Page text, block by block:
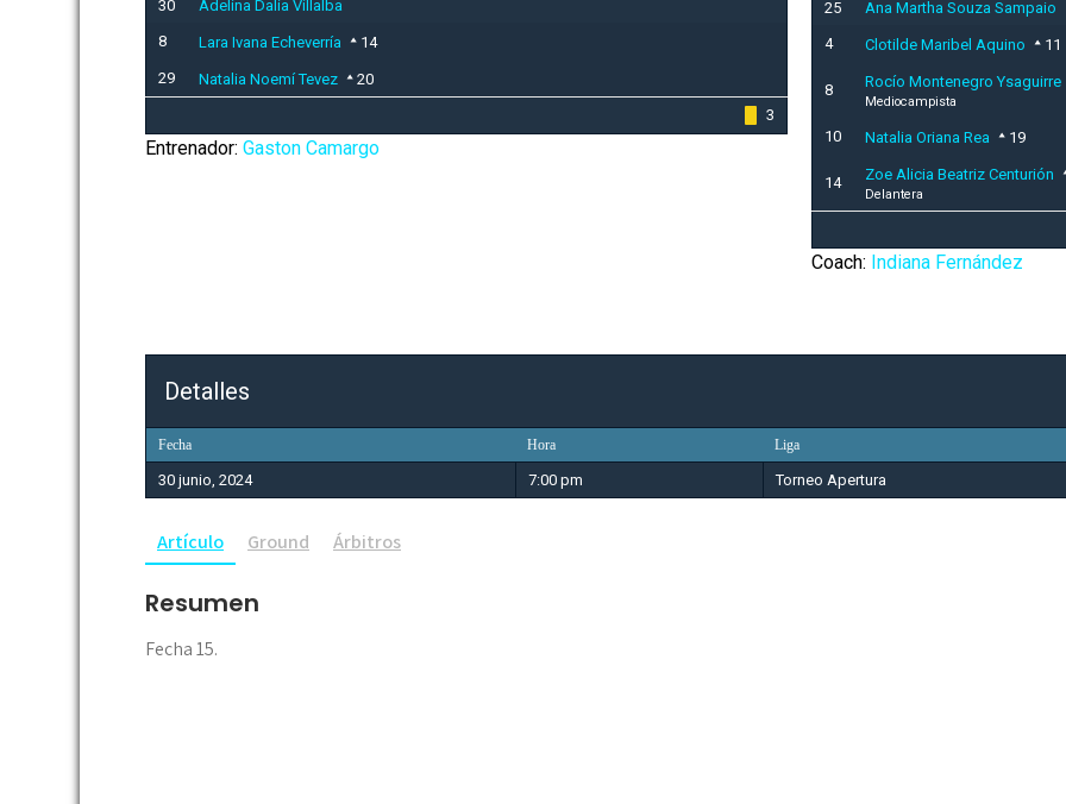
30
Adelina Dalia Villalba
8
Lara Ivana Echeverría
14
29
Natalia Noemí Tevez
20
3
Entrenador: Gaston Camargo
25
Ana Martha Souza Sampaio
4
Clotilde Maribel Aquino 11
8 Rocío Montenegro Ysaguirre
Mediocampista
10 Natalia Oriana Rea 19
14 Zoe Alicia Beatriz Centurión
Delantera
Coach: Indiana Fernández
Detalles
Fecha Hora Liga
30 junio, 2024 7:00 pm Torneo Apertura
Artículo Ground Árbitros
Resumen
Fecha 15.